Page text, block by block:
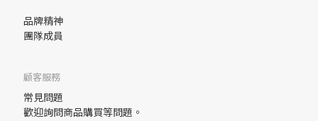
品牌精神
團隊成員
顧客服務
常見問題
歡迎詢問商品購買等問題。